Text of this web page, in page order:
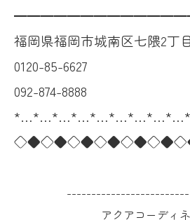
福岡県福岡市城南区七隈2丁
0120-85-6627
092-874-8888
アクアコーディ